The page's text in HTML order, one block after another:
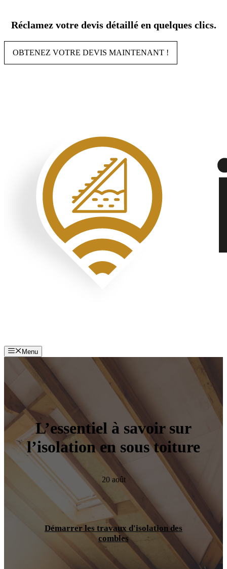
contenu
Réclamez votre devis détaillé en quelques clics.
OBTENEZ VOTRE DEVIS MAINTENANT !
Menu
L’essentiel à savoir sur
l’isolation en sous toiture
20 août
Démarrer les travaux d'isolation des
combles